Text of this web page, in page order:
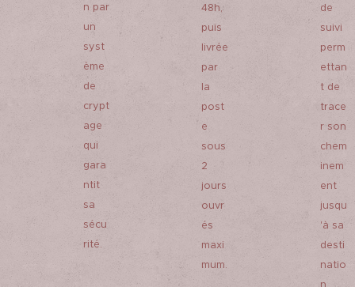
n par
un
syst
ème
de
crypt
age
qui
gara
ntit
sa
sécu
rité.
48h,
puis
livrée
par
la
post
e
sous
2
jours
ouvr
és
maxi
mum.
de
suivi
perm
ettan
t de
trace
r son
chem
inem
ent
jusqu
'à sa
desti
natio